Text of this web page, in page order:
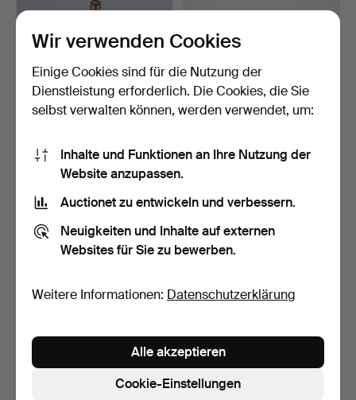
IBANEZ, Gitarre, mit Koffer
sowie Gitarren…
12 Gebote
158 USD
GEIGE, Kopie nach
58 USD
Wir verwenden Cookies
Einige Cookies sind für die Nutzung der
Dienstleistung erforderlich. Die Cookies, die Sie
selbst verwalten können, werden verwendet, um:
Inhalte und Funktionen an Ihre Nutzung der
Website anzupassen.
Auctionet zu entwickeln und verbessern.
Neuigkeiten und Inhalte auf externen
Websites für Sie zu bewerben.
Weitere Informationen: Datenschutzerklärung
Cookie-Einstellungen
Alle akzeptieren